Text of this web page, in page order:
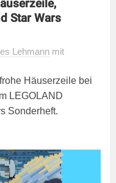
Star Wars
Lehmann mit
Häuserzeile bei
LEGOLAND
Sonderheft.